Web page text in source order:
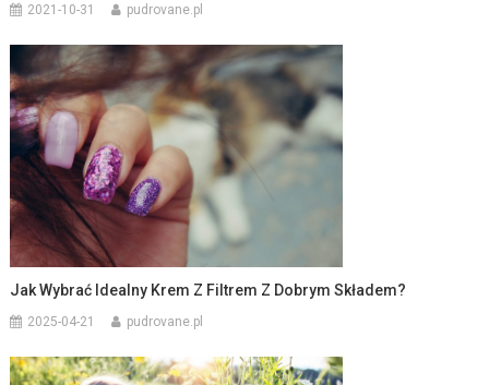
2021-10-31 pudrovane.pl
Jak Wybrać Idealny Krem Z Filtrem Z Dobrym Składem?
2025-04-21 pudrovane.pl